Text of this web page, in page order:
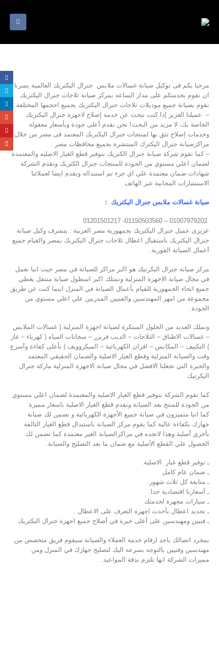
مرحبا بكم فى توكيل صيانة غسالات ملابس جنرال اليكتريك العالمية يسرنا
ان نقوم بخدمتكم على مدار الساعه بمركز صيانة ثلاجات جنرال اليكتريك
نقوم بصيانة جميع موديلات ثلاجات جنرال اليكتريك بجميع احجمها المختلفة .
– عميلنا العزيز إذا كنت تبحث عن خدمة إصلاح لاجهزة جنرال اليكتريك
الخاصة بك، لا مزيد من البحث! نحن نقدم أعلى جودة وبأسعار معقولة
وخدمات إصلاح تثق بها لمنتجات جنرال اليكتريك المعتمد فى مصر من خلال
مراكزصيانة جنرال اليكترك المنتشرة بجميع محافظات مصر .
– كما تقوم شركة صيانة جنرال الكتريك بتوفير قطع الغيار الاصليه والمعتمدة
لضمان اعلي مستوي من الجودة للمنتجات جنرال الكتريك وتقدم الشركة
شهادات ضمان معتمدة علي اي جزء تم استبداله ونقدم ايضا لعملائنا
الاستشارات المجانية عبر الهاتف
صيانة غسالات ملابس جنرال اليكتريك :
عزيزى عميل جنرال اليكتريك بجمهورية مصر العربية : يتشرف وكيل صيانة
جنرال اليكتريك باستقبال اعطال ثلاجات جنرال اليكتريك بمصر والقيام جميع
أعمال الصيانة الفورية.
مركز صيانة جنرال اليكرتيك هو اكبر مراكز للصيانة في مصر حيث اننا نعمل
في مجال صيانة الاجهزة المنزلية ونمتلك اكبر اسطول صيانة متنقل يغطي
جميع انحاء الجمهورية للقيام بأعمال الصيانة في المنزل اينما كنت عن طريق
مجموعة من امهر المهندسين والفنيين المدربين علي اعلي مستوي من
الجودة.
ونملك العديد من الحلول المبتكرة لصيانة اجهزة المنزلية ( غسالات الملابس
– غسالات الاطباق – الثلاجات – الديب فريزر – سخانات المياه ( كهرباء – غاز
) التكييف – المكانس – افران الكهربائية – الميكروويف ) بأعلى كفاءة وأسرع
وقت والصيانة المنزلية وقطع الغيار الاصلية والضمان الحقيقي المعتمد
والخبرة التي تجعلنا الافضل في مجال صيانة الاجهزة المنزلية ماركة جنرال
اليكرتيك
كما تقوم الشركة بتوفير قطع الغيار الاصليه والمعتمدة لضمان اعلي مستوي
من الجودة للمنتج بعد الصيانة ونقدم قطع الغيار الاصلية باسعار مميزة
كما اننا متميزون في صيانة جميع الأجهزة الكهربائية و نضمن لك صيانة
جهازك بكفاءة عالية كما يقوم مركز الصيانة باستبدال قطع الغيار التالفة
بأخري أصلية وهذا لاتجده في مراكزالصيانة الغير معتمدة كما تضمن لك
الحصول علي القطع الأصلية مع ضمان ما بعد التصليح والصيانة.
ـ توفير قطع غيار الاصلية.
ـ ضمان عام كامل
ـ متابعة كل ثلاث شهور.
ـ أسعارنا اقتصادية جدا.
ـ سيارات مجهزة لخدمتك
ـ تحديد اعطال بأحدث اجهزة التعرف على الاعطال .
ـ فنيين ومهندسين على أعلى خبرة في أصلاح جميع اجهزة جنرال اليكتريك
بمجرد اتصالك باحد ارقام خدمة العملاء والصيانة سيقوم فريق متخصص من
مهندسين وفنيين بالتوجه بسرعه اليك لتصليح جهازك في المنزل ومن
مميزات الشركة انها تلتزم بدقة المواعيد.